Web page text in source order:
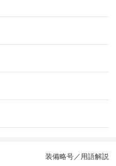
装備略号／用語解説